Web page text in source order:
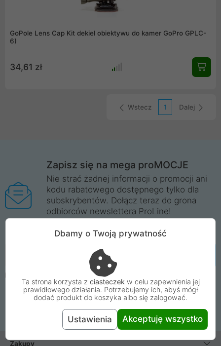
GoPole Lens Cap Kit dekiel obiektywu do kamer GoPro GPLC-
6)
34,61 zł
Wstecz 1 Dalej
Zapisz się na mega proMOCJE
Nie strać żadnej informacji o promocji ani
kodu rabatowego dostępnego tylko dla
subskrybentów. Dołącz teraz do grona
odbiorców newslettera ProLine!
Oświadczam, że mam ukończone 16 lat. Wyrażam zgodę na
zapisanie mnie do Newslettera Proline i przetwarzanie mojego
adresu e-mail w celu wysyłki wiadomości. Zapoznałem się i
Zakupy
Dbamy o Twoją prywatność
Ta strona korzysta z ciasteczek w celu zapewnienia jej
prawidłowego działania. Potrzebujemy ich, abyś mógł
dodać produkt do koszyka albo się zalogować.
Ustawienia Akceptuję wszystko